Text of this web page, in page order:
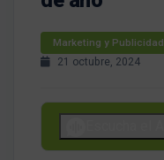
Marketing y Publicidad
21 octubre, 2024